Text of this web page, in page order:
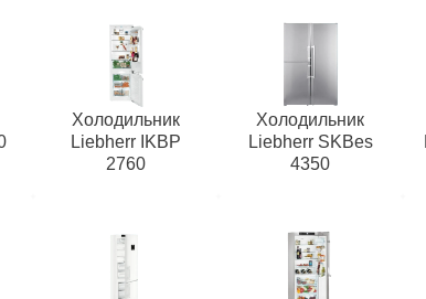
Холодильник
Liebherr IKBP
2760
Холодильник
Liebherr SKBes
4350